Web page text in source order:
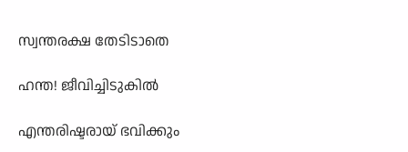
സ്വന്തരക്ഷ തേടിടാതെ
ഹന്ത! ജീവിച്ചിടുകിൽ
എന്തരിഷ്ടരായ് ഭവിക്കും